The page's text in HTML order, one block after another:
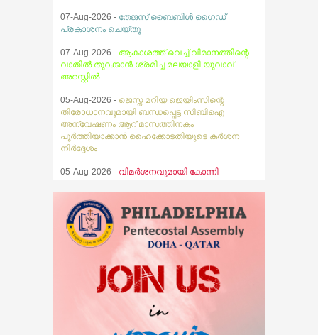
വാതിൽ തുറക്കാൻ ശ്രമിച്ച മലയാളി യുവാവ്
അറസ്റ്റിൽ
05-Aug-2026 - ജെസ്ന മറിയ ജെയിംസിന്റെ
തിരോധാനവുമായി ബന്ധപ്പെട്ട സിബിഐ
അന്വേഷണം ആറ് മാസത്തിനകം
നിര്‍ദ്ദേശം
05-Aug-2026 - വിമർശനവുമായി കോന്നി
എം.എ.എ കെ. യു. ജനീഷ് കുമാർ
സംസ്ഥാനത്ത് ഇൻഫ്ലുവൻസ, H1N1
08-Aug-2026 -
കോന്നി ആനത്താവളത്തില്‍
പാപ്പാനെ ആന കുത്തിക്കൊന്നു
08-Aug-2026 -
മുഖ്യമന്ത്രി അമേരിക്കൻ
കൊച്ചിയിൽ കൂടിക്കാഴ്ച നടത്തി
08-Aug-2026 -കോർപ്പറേഷൻ വിഭജനത്തിൽ
കോൺഗ്രസിൽ കസേരകളി